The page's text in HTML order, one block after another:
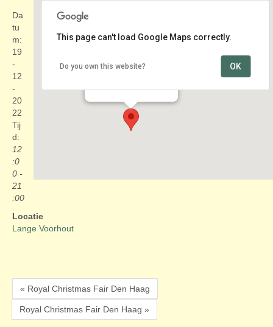
Lange Voorhout
This page can't load Google Maps correctly.
Do you own this website? OK
Da
tu
m:
19
-
12
-
20
22
Tij
d:
12
:0
0 -
21
:00
Locatie
Lange Voorhout
« Royal Christmas Fair Den Haag
Royal Christmas Fair Den Haag »